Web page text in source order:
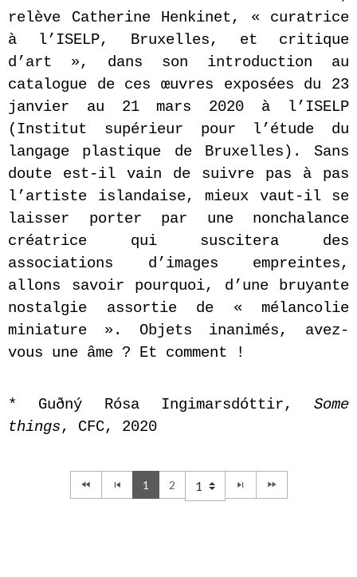
relève Catherine Henkinet, « curatrice
à l’ISELP, Bruxelles, et critique
d’art », dans son introduction au
catalogue de ces œuvres exposées du 23
janvier au 21 mars 2020 à l’ISELP
(Institut supérieur pour l’étude du
langage plastique de Bruxelles). Sans
doute est-il vain de suivre pas à pas
l’artiste islandaise, mieux vaut-il se
laisser porter par une nonchalance
créatrice qui suscitera des
associations d’images empreintes,
allons savoir pourquoi, d’une bruyante
nostalgie assortie de « mélancolie
miniature ». Objets inanimés, avez-
vous une âme ? Et comment !
* Guðný Rósa Ingimarsdóttir, Some
things, CFC, 2020
1 2